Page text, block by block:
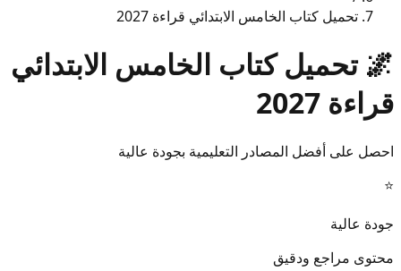
تحميل كتاب الخامس الابتدائي قراءة 2027
🌌 تحميل كتاب الخامس الابتدائي
قراءة 2027
احصل على أفضل المصادر التعليمية بجودة عالية
⭐
جودة عالية
محتوى مراجع ودقيق